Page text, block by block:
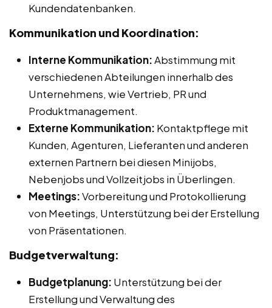
Kundendatenbanken.
Kommunikation und Koordination:
Interne Kommunikation:Abstimmung mit
verschiedenen Abteilungen innerhalb des
Unternehmens, wie Vertrieb, PR und
Produktmanagement.
Externe Kommunikation: Kontaktpflege mit
Kunden, Agenturen, Lieferanten und anderen
externen Partnern bei diesen Minijobs,
Nebenjobs und Vollzeitjobs in Überlingen.
Meetings:Vorbereitung und Protokollierung
von Meetings, Unterstützung bei der Erstellung
von Präsentationen.
Budgetverwaltung:
Budgetplanung: Unterstützung bei der
Erstellung und Verwaltung des